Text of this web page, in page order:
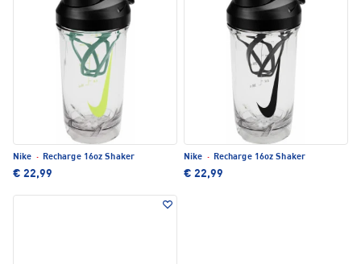
Nike · Recharge 16oz Shaker
€ 22,99
Nike · Recharge 16oz Shaker
€ 22,99